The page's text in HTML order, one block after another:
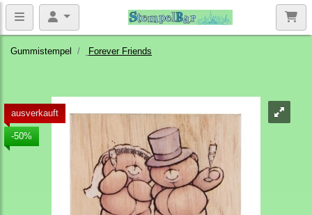
Gummistempel Forever Friends
ausverkauft
-50%